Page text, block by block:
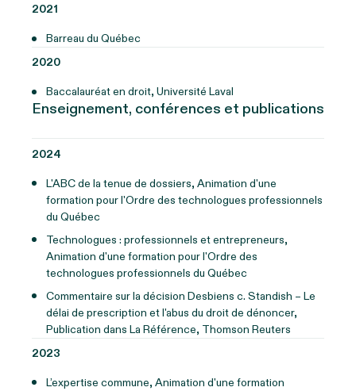
2021
Barreau du Québec
2020
Baccalauréat en droit, Université Laval
Enseignement, conférences et publications
2024
L'ABC de la tenue de dossiers, Animation d'une
formation pour l'Ordre des technologues professionnels
du Québec
Technologues : professionnels et entrepreneurs,
Animation d'une formation pour l'Ordre des
technologues professionnels du Québec
Commentaire sur la décision Desbiens c. Standish – Le
délai de prescription et l'abus du droit de dénoncer,
Publication dans La Référence, Thomson Reuters
2023
L’expertise commune, Animation d'une formation